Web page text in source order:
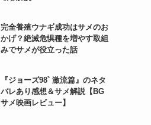
完全養殖ウナギ成功はサメのお
かげ？絶滅危惧種を増やす取組
みでサメが役立った話
『ジョーズ98` 激流篇』のネタ
バレあり感想＆サメ解説【BG
サメ映画レビュー】